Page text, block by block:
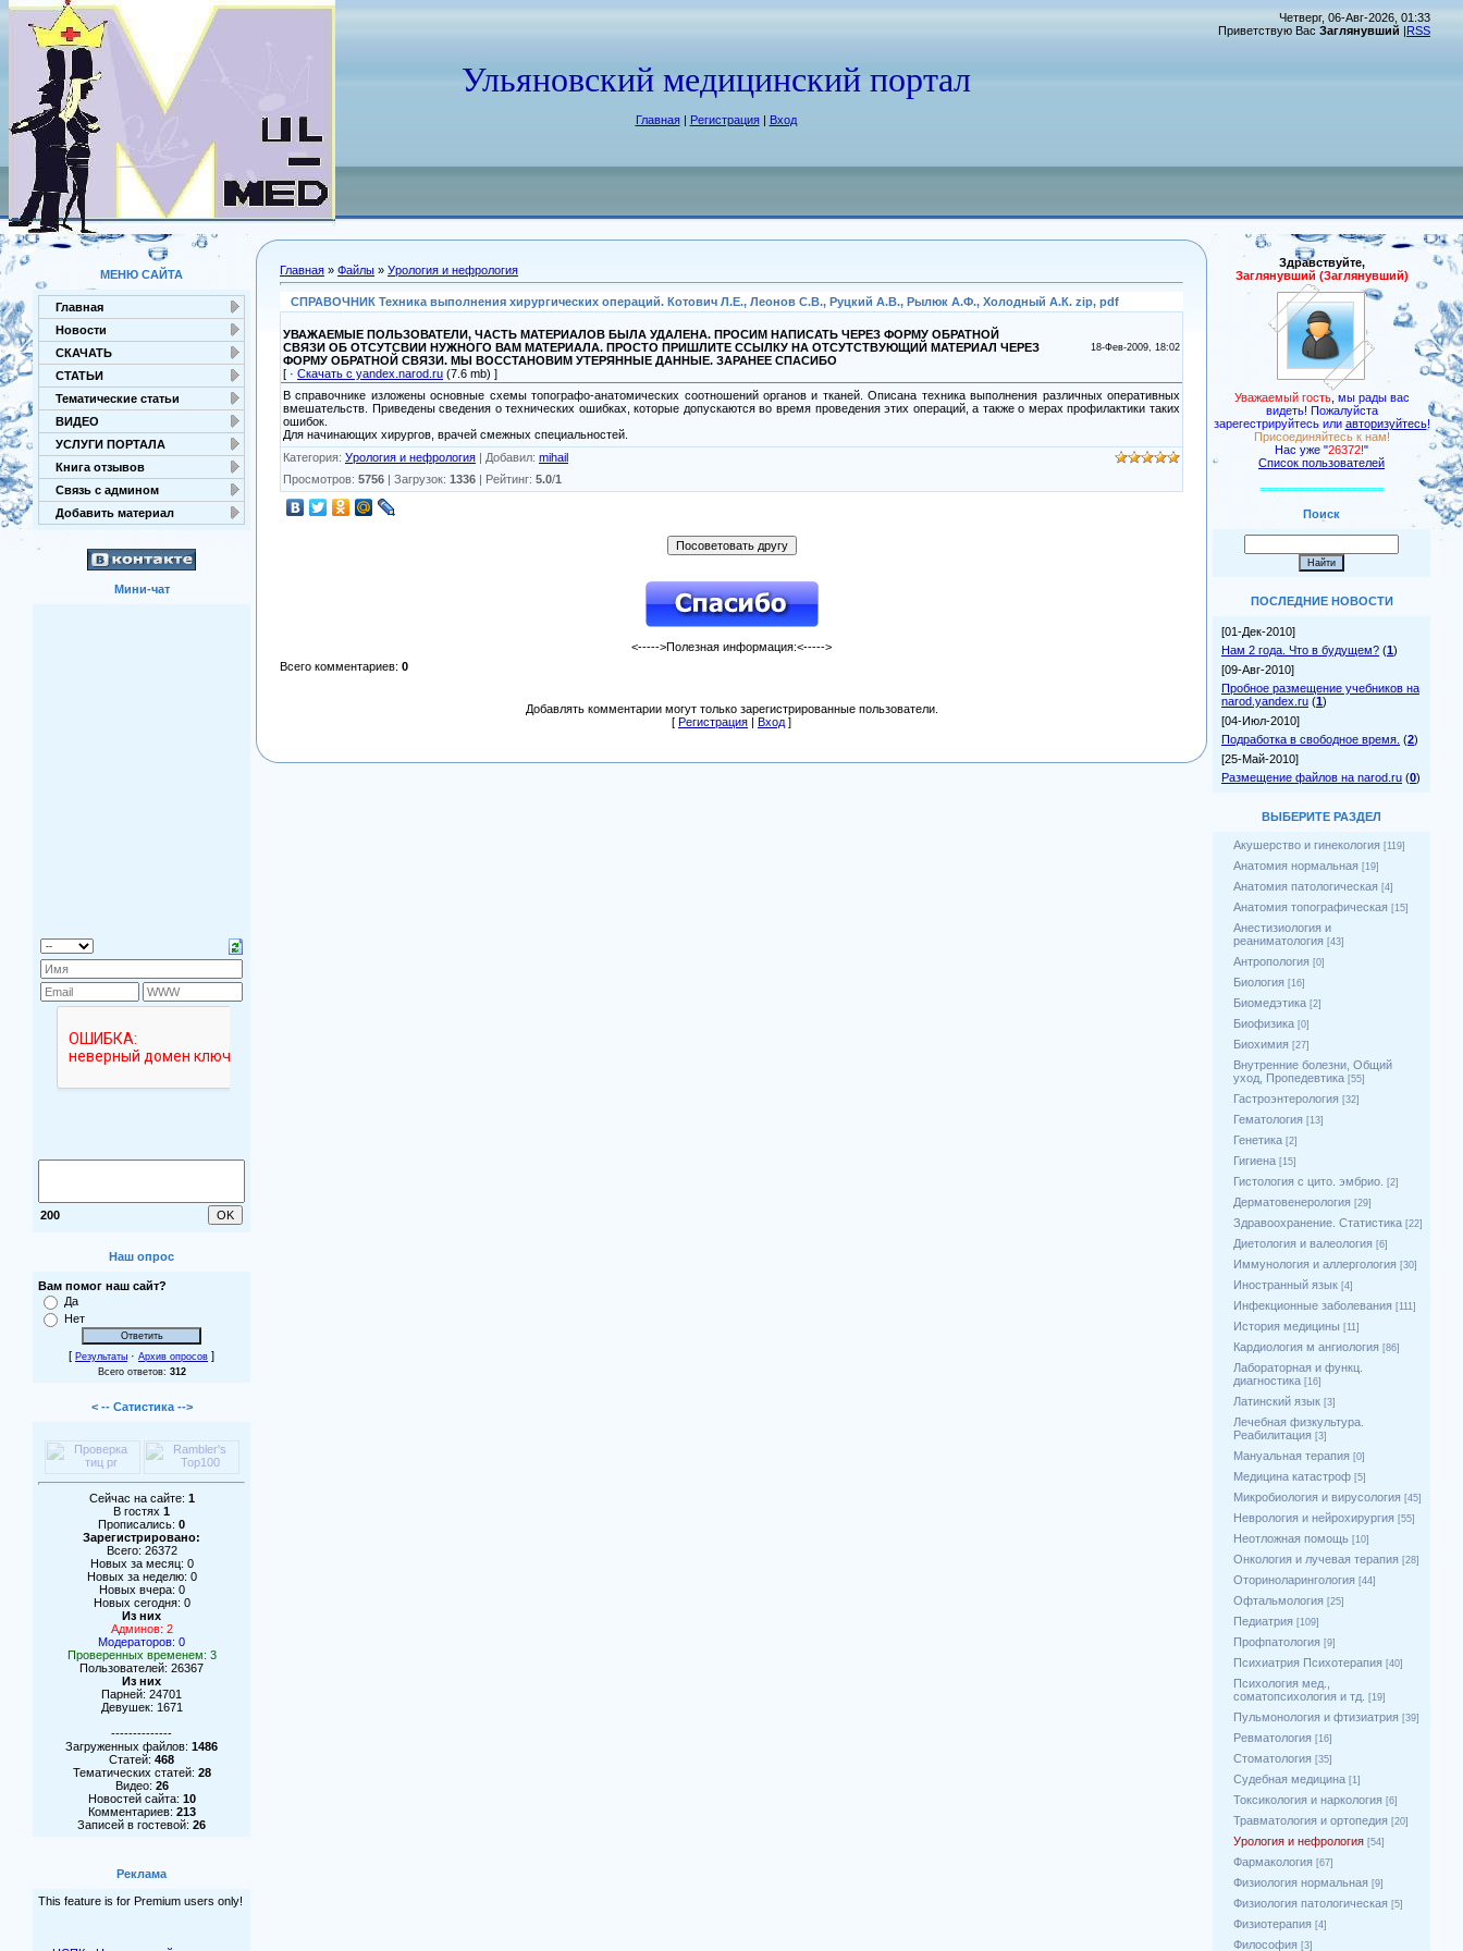
Ульяновский медицинский портал
Главная| Регистрация| Вход
Четверг, 06-Авг-2026, 01:33
Приветствую Вас Заглянувший |RSS
МЕНЮ САЙТА
Главная
Новости
СКАЧАТЬ
СТАТЬИ
Тематические статьи
ВИДЕО
УСЛУГИ ПОРТАЛА
Книга отзывов
Связь с админом
Добавить материал
Мини-чат
200
Наш опрос
Вам помог наш сайт?
Да
Нет
[ Результаты · Архив опросов ]
Всего ответов: 312
< -- Сатистика -->
Сейчас на сайте: 1
В гостях 1
Прописались: 0
Зарегистрировано:
Всего: 26372
Новых за месяц: 0
Новых за неделю: 0
Новых вчера: 0
Новых сегодня: 0
Из них
Админов: 2
Модераторов: 0
Проверенных временем: 3
Пользователей: 26367
Из них
Парней: 24701
Девушек: 1671
--------------
Загруженных файлов: 1486
Статей: 468
Тематических статей: 28
Видео: 26
Новостей сайта: 10
Комментариев: 213
Записей в гостевой: 26
Реклама
This feature is for Premium users only!
Главная » Файлы » Урология и нефрология
СПРАВОЧНИК Техника выполнения хирургических операций. Котович Л.Е., Леонов С.В., Руцкий А.В., Рылюк А.Ф., Холодный А.К. zip, pdf
УВАЖАЕМЫЕ ПОЛЬЗОВАТЕЛИ, ЧАСТЬ МАТЕРИАЛОВ БЫЛА УДАЛЕНА. ПРОСИМ НАПИСАТЬ ЧЕРЕЗ ФОРМУ ОБРАТНОЙ
СВЯЗИ ОБ ОТСУТСВИИ НУЖНОГО ВАМ МАТЕРИАЛА. ПРОСТО ПРИШЛИТЕ ССЫЛКУ НА ОТСУТСТВУЮЩИЙ МАТЕРИАЛ ЧЕРЕЗ
ФОРМУ ОБРАТНОЙ СВЯЗИ. МЫ ВОССТАНОВИМ УТЕРЯННЫЕ ДАННЫЕ. ЗАРАНЕЕ СПАСИБО
[ · Скачать с yandex.narod.ru (7.6 mb) ]
18-Фев-2009, 18:02
В справочнике изложены основные схемы топографо-анатомических соотношений органов и тканей. Описана техника выполнения различных оперативных
вмешательств. Приведены сведения о технических ошибках, которые допускаются во время проведения этих операций, а также о мерах профилактики таких
ошибок.
Для начинающих хирургов, врачей смежных специальностей.
Категория: Урология и нефрология | Добавил: mihail
Просмотров: 5756 | Загрузок: 1336 | Рейтинг: 5.0/1
<----->Полезная информация:<----->
Всего комментариев: 0
Добавлять комментарии могут только зарегистрированные пользователи.
[ Регистрация | Вход ]
Здравствуйте,
Заглянувший (Заглянувший)
Уважаемый гость, мы рады вас
видеть! Пожалуйста
зарегестрируйтесь или авторизуйтесь!
Присоединяйтесь к нам!
Нас уже "26372!"
Список пользователей
===================
Поиск
ПОСЛЕДНИЕ НОВОСТИ
[01-Дек-2010]
Нам 2 года. Что в будущем? (1)
[09-Авг-2010]
Пробное размещение учебников на
narod.yandex.ru (1)
[04-Июл-2010]
Подработка в свободное время. (2)
[25-Май-2010]
Размещение файлов на narod.ru (0)
ВЫБЕРИТЕ РАЗДЕЛ
Акушерство и гинекология [119]
Анатомия нормальная [19]
Анатомия патологическая [4]
Анатомия топографическая [15]
Анестизиология и
реаниматология [43]
Антропология [0]
Биология [16]
Биомедэтика [2]
Биофизика [0]
Биохимия [27]
Внутренние болезни, Общий
уход, Пропедевтика [55]
Гастроэнтерология [32]
Гематология [13]
Генетика [2]
Гигиена [15]
Гистология с цито. эмбрио. [2]
Дерматовенерология [29]
Здравоохранение. Статистика [22]
Диетология и валеология [6]
Иммунология и аллергология [30]
Иностранный язык [4]
Инфекционные заболевания [111]
История медицины [11]
Кардиология м ангиология [86]
Лабораторная и функц.
диагностика [16]
Латинский язык [3]
Лечебная физкультура.
Реабилитация [3]
Мануальная терапия [0]
Медицина катастроф [5]
Микробиология и вирусология [45]
Неврология и нейрохирургия [55]
Неотложная помощь [10]
Онкология и лучевая терапия [28]
Оториноларингология [44]
Офтальмология [25]
Педиатрия [109]
Профпатология [9]
Психиатрия Психотерапия [40]
Психология мед.,
соматопсихология и тд.
[19]
Пульмонология и фтизиатрия [39]
Ревматология [16]
Стоматология [35]
Судебная медицина [1]
Токсикология и наркология [6]
Травматология и ортопедия [20]
Урология и нефрология [54]
Фармакология [67]
Физиология нормальная [9]
Физиология патологическая [5]
Физиотерапия [4]
Философия [3]